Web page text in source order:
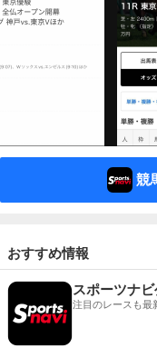
競
おすすめ情報
スポーツナ
注目のレースも最